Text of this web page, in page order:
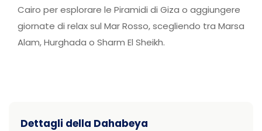
Cairo per esplorare le Piramidi di Giza o aggiungere
giornate di relax sul Mar Rosso, scegliendo tra Marsa
Alam, Hurghada o Sharm El Sheikh.
Dettagli della Dahabeya